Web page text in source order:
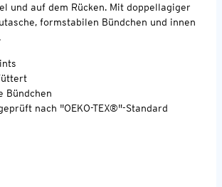
und auf dem Rücken. Mit doppellagiger
formstabilen Bündchen und innen
Bündchen
nach "OEKO-TEX®"-Standard